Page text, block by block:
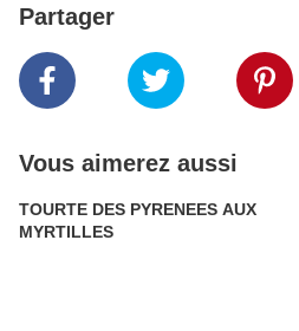
Partager
Vous aimerez aussi
TOURTE DES PYRENEES AUX
MYRTILLES